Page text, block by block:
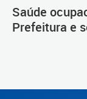
Saúde
Prefeitura e